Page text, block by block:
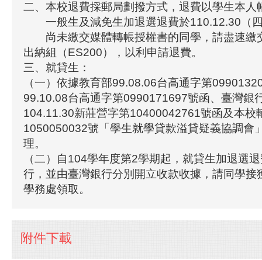
二、本校退費採郵局劃撥方式，退費以學生本人
一般生及減免生加退選退費於110.12.30（
尚未繳交媒體轉帳授權書的同學，請盡速繳
出納組（ES200），以利申請退費。
三、就貸生：
（一）依據教育部99.08.06台高通字第
99.10.08台高通字第0990171697號函、臺灣銀
104.11.30新莊營字第10400042761號函及本校
1050050032號「學生就學貸款溢貸疑義協調會
理。
（二）自104學年度第2學期起，就貸生加退選
行，並由臺灣銀行分別開立收款收據，請同學接
學務處領取。
附件下載